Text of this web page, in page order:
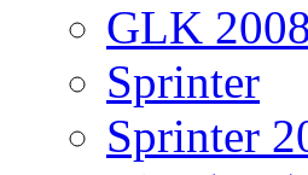
GLK
Sprinter
Sprinter